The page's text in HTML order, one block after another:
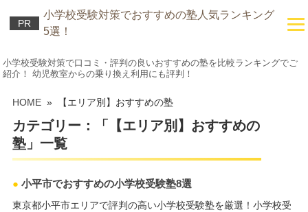
PR
小学校受験対策でおすすめの塾人気ランキング
5選！
小学校受験対策で口コミ・評判の良いおすすめの塾を比較ランキングでご
紹介！ 幼児教室からの乗り換え利用にも評判！
HOME» 【エリア別】おすすめの塾
カテゴリー：「【エリア別】おすすめの
塾」一覧
● 小平市でおすすめの小学校受験塾8選
東京都小平市エリアで評判の高い小学校受験塾を厳選！小学校受